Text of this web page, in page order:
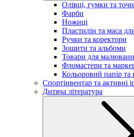
Олівці, гумки та
Фарби
Ножиці
Пластилін та маса
Ручки та коректори
Зошити та альбоми
Товари для
Фломастери та
Кольоровий папір та
Спортінвентар та активні
Дитяча література